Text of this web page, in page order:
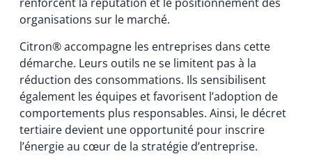
renforcent la réputation et le positionnement des
organisations sur le marché.
Citron® accompagne les entreprises dans cette
démarche. Leurs outils ne se limitent pas à la
réduction des consommations. Ils sensibilisent
également les équipes et favorisent l’adoption de
comportements plus responsables. Ainsi, le décret
tertiaire devient une opportunité pour inscrire
l’énergie au cœur de la stratégie d’entreprise.